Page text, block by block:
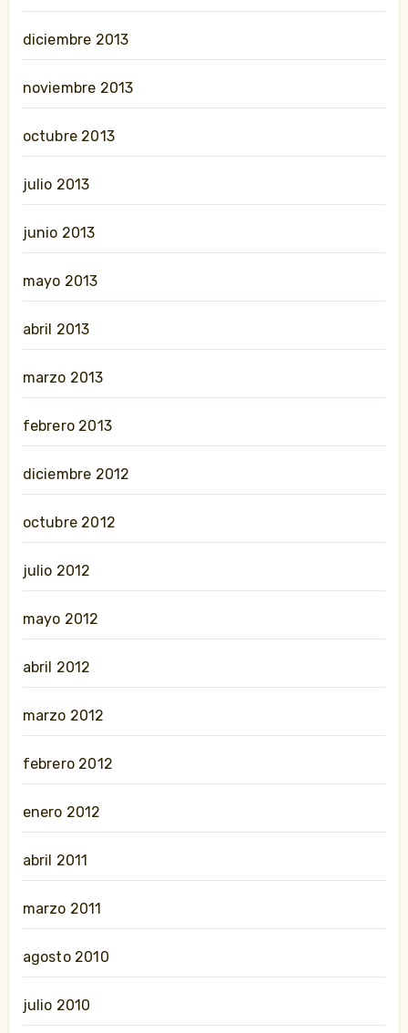
diciembre 2013
noviembre 2013
octubre 2013
julio 2013
junio 2013
mayo 2013
abril 2013
marzo 2013
febrero 2013
diciembre 2012
octubre 2012
julio 2012
mayo 2012
abril 2012
marzo 2012
febrero 2012
enero 2012
abril 2011
marzo 2011
agosto 2010
julio 2010